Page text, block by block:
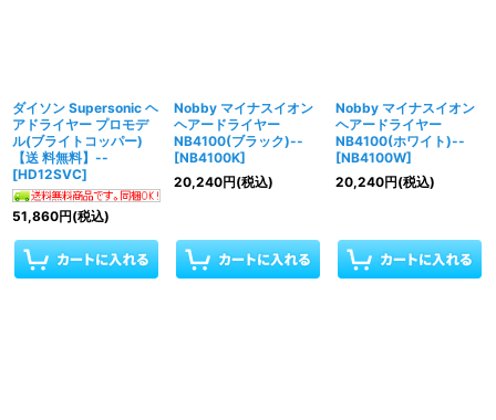
ダイソン Supersonic ヘ
アドライヤー プロモデ
ル(ブライトコッパー)
【送 料無料】--
[HD12SVC]
51,860円(税込)
Nobby マイナスイオン
ヘアードライヤー
NB4100(ブラック)--
[NB4100K]
20,240円(税込)
Nobby マイナスイオン
ヘアードライヤー
NB4100(ホワイト)--
[NB4100W]
20,240円(税込)